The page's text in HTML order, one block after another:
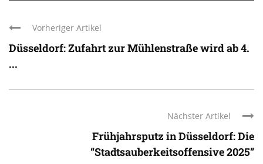
Vorheriger Artikel
Düsseldorf: Zufahrt zur Mühlenstraße wird ab 4.
...
Nächster Artikel
Frühjahrsputz in Düsseldorf: Die
“Stadtsauberkeitsoffensive 2025”